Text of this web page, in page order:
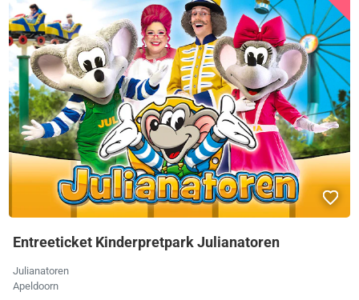
Entreeticket Kinderpretpark Julianatoren
Julianatoren
Apeldoorn